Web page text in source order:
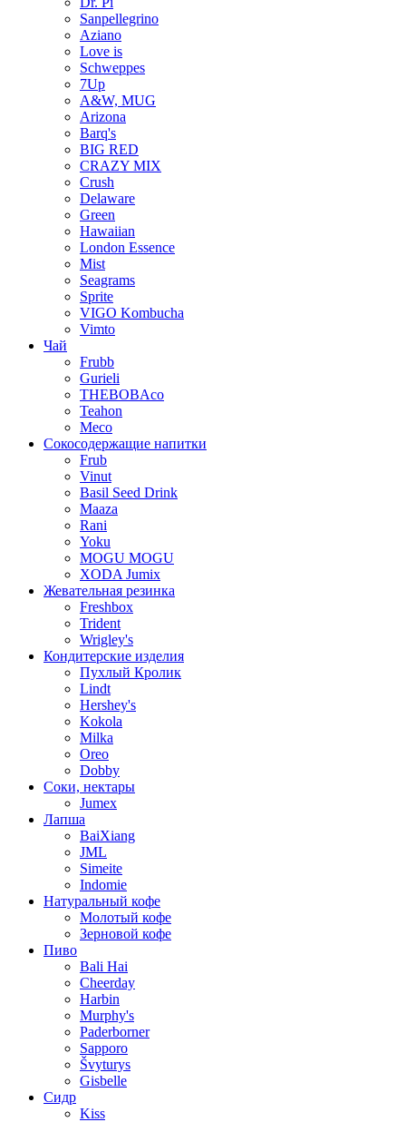
Sanpellegrino
Aziano
Love is
Schweppes
7Up
A&W, MUG
Arizona
Barq's
BIG RED
CRAZY MIX
Crush
Delaware
Green
Hawaiian
London Essence
Mist
Seagrams
Sprite
VIGO Kombucha
Vimto
Чай
Frubb
Gurieli
THEBOBAco
Teahon
Meco
Сокосодержащие напитки
Frub
Vinut
Basil Seed Drink
Maaza
Rani
Yoku
MOGU MOGU
XODA Jumix
Жевательная резинка
Freshbox
Trident
Wrigley's
Кондитерские изделия
Пухлый Кролик
Lindt
Hershey's
Kokola
Milka
Oreo
Dobby
Соки, нектары
Jumex
Лапша
BaiXiang
JML
Simeite
Indomie
Натуральный кофе
Молотый кофе
Зерновой кофе
Пиво
Bali Hai
Cheerday
Harbin
Murphy's
Paderborner
Sapporo
Švyturys
Gisbelle
Сидр
Kiss